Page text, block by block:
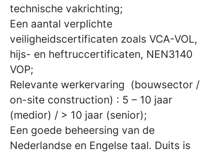
technische vakrichting;
Een aantal verplichte
veiligheidscertificaten zoals VCA-VOL,
hijs- en heftruccertificaten, NEN3140
VOP;
Relevante werkervaring (bouwsector /
on-site construction) : 5 – 10 jaar
(medior) / > 10 jaar (senior);
Een goede beheersing van de
Nederlandse en Engelse taal. Duits is